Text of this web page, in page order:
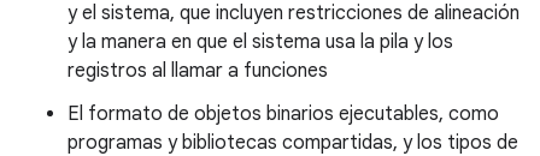
y el sistema, que incluyen restricciones de alineación
y la manera en que el sistema usa la pila y los
registros al llamar a funciones
El formato de objetos binarios ejecutables, como
programas y bibliotecas compartidas, y los tipos de